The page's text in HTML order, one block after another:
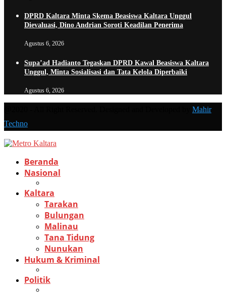
DPRD Kaltara Minta Skema Beasiswa Kaltara Unggul
Dievaluasi, Dino Andrian Soroti Keadilan Penerima
Agustus 6, 2026
Supa’ad Hadianto Tegaskan DPRD Kawal Beasiswa Kaltara
Unggul, Minta Sosialisasi dan Tata Kelola Diperbaiki
Agustus 6, 2026
Mahir
Techno
Beranda
Nasional
Kaltara
Tarakan
Bulungan
Malinau
Tana Tidung
Nunukan
Hukum & Kriminal
Politik